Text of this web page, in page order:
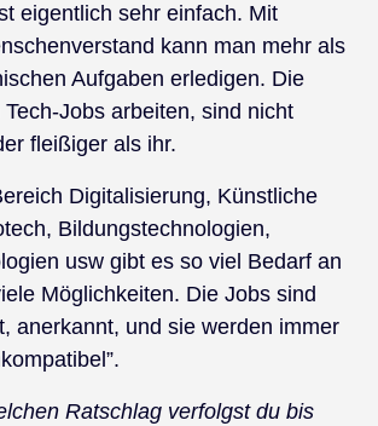
eigentlich sehr einfach. Mit
kann man mehr als
Aufgaben erledigen. Die
Jobs arbeiten, sind nicht
fleißiger als ihr.
Digitalisierung, Künstliche
Bildungstechnologien,
usw gibt es so viel Bedarf an
Möglichkeiten. Die Jobs sind
anerkannt, und sie werden immer
Ratschlag verfolgst du bis